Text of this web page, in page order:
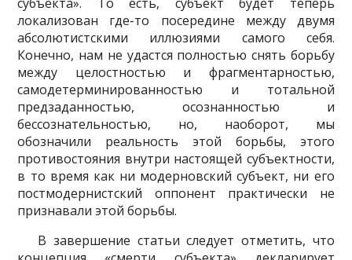
локализован где-то посередине между двумя
абсолютистскими иллюзиями самого себя.
Конечно, нам не удастся полностью снять борьбу
между целостностью и фрагментарностью,
самодетерминированностью и тотальной
предзаданностью, осознанностью и
бессознательностью, но, наоборот, мы
обозначили реальность этой борьбы, этого
противостояния внутри настоящей субъектности,
в то время как ни модерновский субъект, ни его
постмодернистский оппонент практически не
признавали этой борьбы.
В завершение статьи следует отметить, что